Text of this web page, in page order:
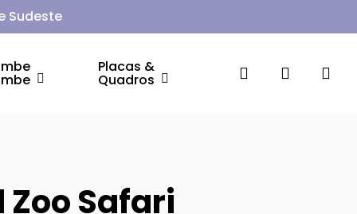
Sudeste
Placas &
Quadros search account
Safari